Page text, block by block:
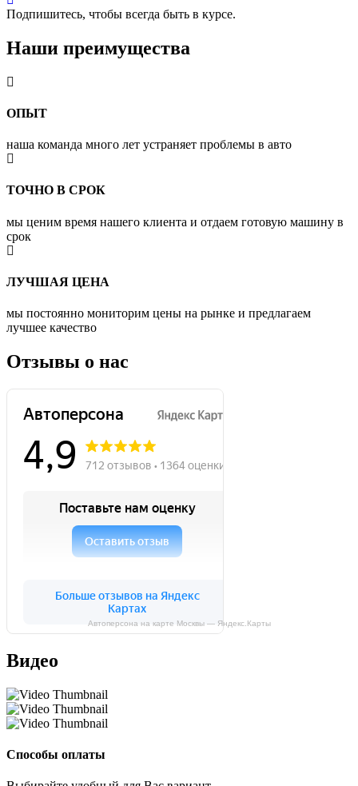
Подпишитесь, чтобы всегда быть в курсе.
Наши преимущества
ОПЫТ
наша команда много лет устраняет проблемы в авто
ТОЧНО В СРОК
мы ценим время нашего клиента и отдаем готовую машину в
срок
ЛУЧШАЯ ЦЕНА
мы постоянно мониторим цены на рынке и предлагаем
лучшее качество
Отзывы о нас
Автоперсона на карте Москвы — Яндекс.Карты
Видео
Способы оплаты